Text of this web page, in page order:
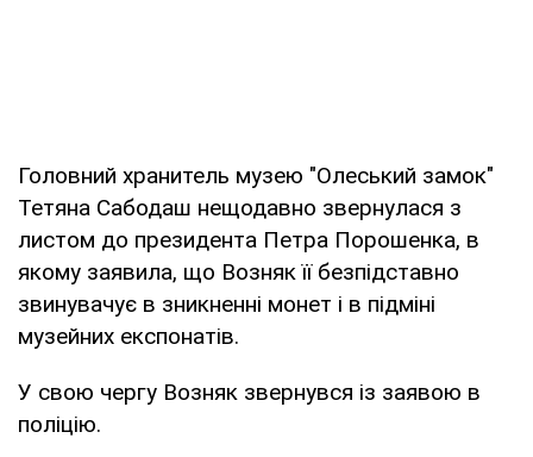
Головний хранитель музею "Олеський замок"
Тетяна Сабодаш нещодавно звернулася з
листом до президента Петра Порошенка, в
якому заявила, що Возняк її безпідставно
звинувачує в зникненні монет і в підміні
музейних експонатів.
У свою чергу Возняк звернувся із заявою в
поліцію.